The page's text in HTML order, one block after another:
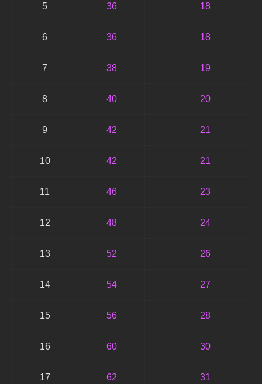
5 36 18
6 36 18
7 38 19
8 40 20
9 42 21
10 42 21
11 46 23
12 48 24
13 52 26
14 54 27
15 56 28
16 60 30
17 62 31